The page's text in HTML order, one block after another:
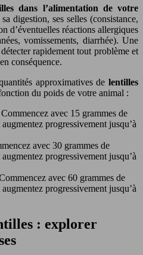
dans l’alimentation de votre
digestion, ses selles (consistance,
d’éventuelles réactions allergiques
vomissements, diarrhée). Une
rapidement tout problème et
en conséquence.
approximatives de lentilles
du poids de votre animal :
avec 15 grammes de
progressivement jusqu’à
avec 30 grammes de
progressivement jusqu’à
avec 60 grammes de
progressivement jusqu’à
: explorer